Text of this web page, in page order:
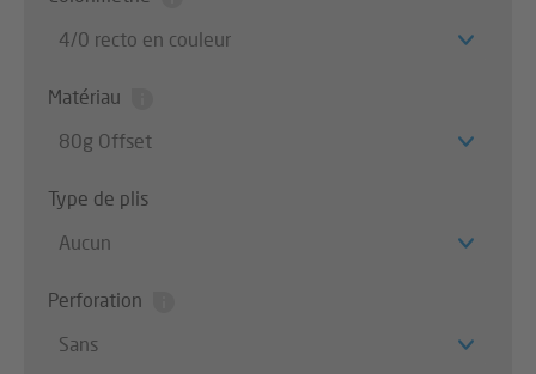
4/0 recto en couleur
Matériau
80g Offset
Type de plis
Aucun
Perforation
Sans